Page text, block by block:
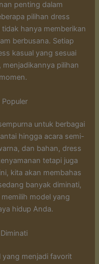
penting dalam
pilihan dress
hanya memberikan
berbusana. Setiap
kasual yang sesuai
pilihan
untuk berbagai
hingga acara semi-
dan bahan, dress
tetapi juga
kita akan membahas
banyak diminati,
model yang
hidup Anda.
yang menjadi favorit